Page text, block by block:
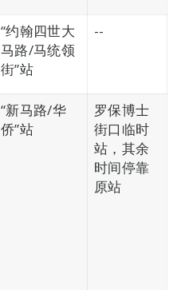
“约翰四世大
马路/马统领
街”站
--
“新马路/华
侨”站
罗保博士
街口临时
站，其余
时间停靠
原站